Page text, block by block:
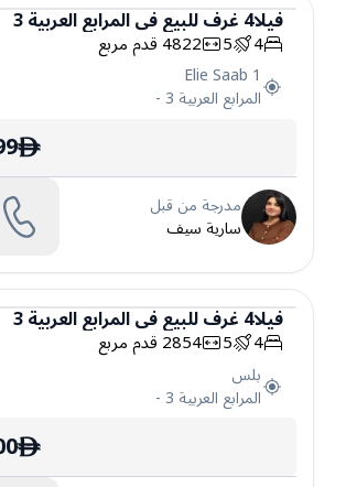
فيلا
فيلا4غرفللبيعفيالمرابع العربية 3
4
5
4822قدم مربع
Elie Saab 1
المرابع العربية 3 -
ê
مدرجة من قبل
سارية سيف
فيلا
فيلا4غرفللبيعفيالمرابع العربية 3
4
5
2854قدم مربع
بلس
المرابع العربية 3 -
ê